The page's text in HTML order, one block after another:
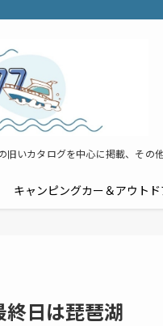
いカタログを中心に掲載、その
キャンピングカー＆アウト
日は琵琶湖